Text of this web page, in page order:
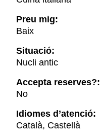
Preu mig:
Baix
Situació:
Nucli antic
Accepta reserves?:
No
Idiomes d’atenció:
Català, Castellà